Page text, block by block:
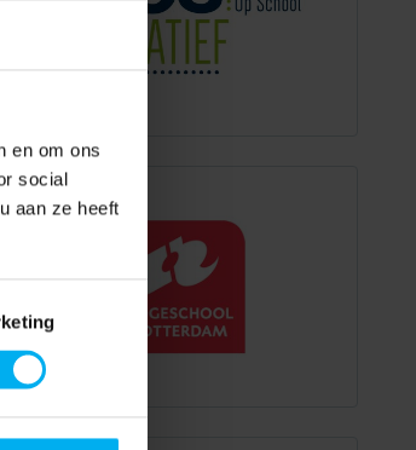
en om ons
social
aan ze heeft